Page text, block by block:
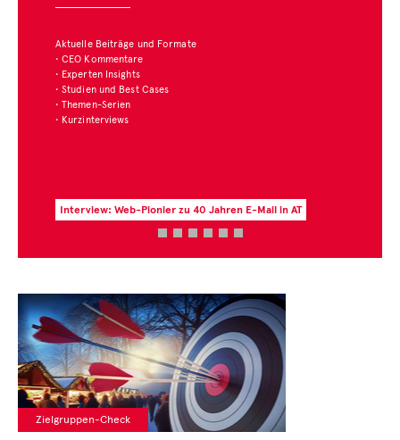
E-Mail in AT
wir interessante Studien
Zur aktuellen Zahl des Monats
Zielgruppen-Check